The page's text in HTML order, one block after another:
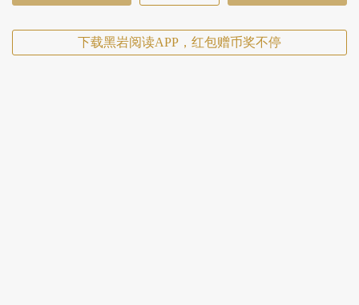
下载黑岩阅读APP，红包赠币奖不停